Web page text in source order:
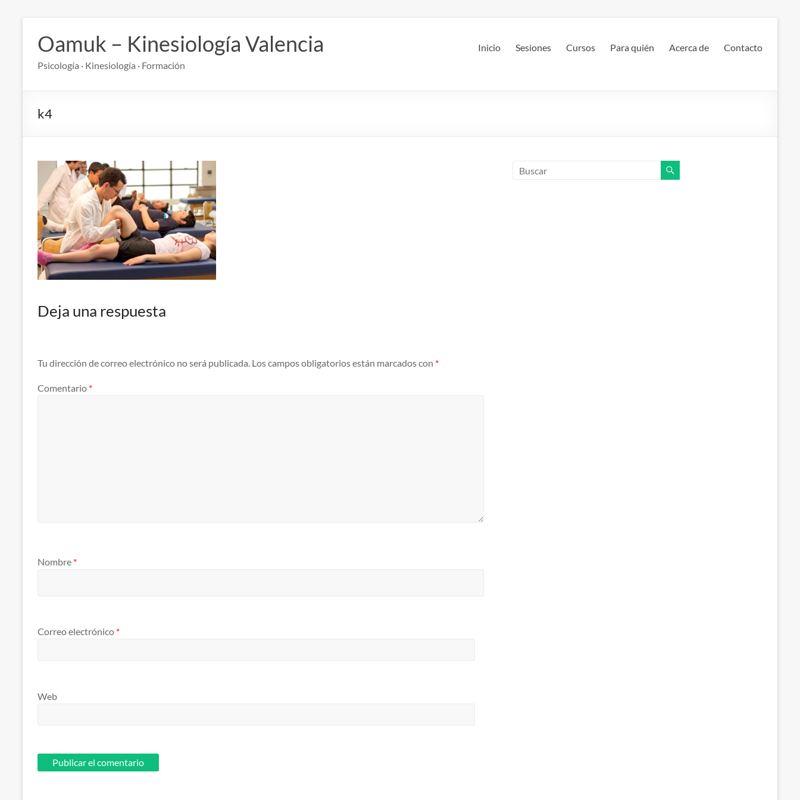
contenido
Oamuk – Kinesiología Valencia
Psicología · Kinesiología · Formación
Inicio Sesiones Cursos Para quién Acerca de Contacto
k4
Deja una respuesta
Tu dirección de correo electrónico no será publicada. Los campos obligatorios están marcados con *
Comentario *
Nombre *
Correo electrónico *
Web